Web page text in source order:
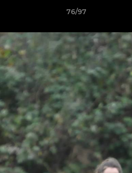
76/97